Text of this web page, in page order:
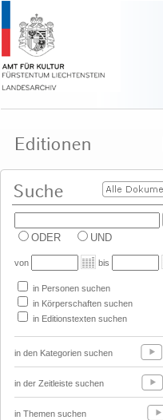
ODER UND
von bis
in Personen suchen
in Körperschaften suchen
in Editionstexten suchen
in den Kategorien suchen
in der Zeitleiste suchen
in Themen suchen